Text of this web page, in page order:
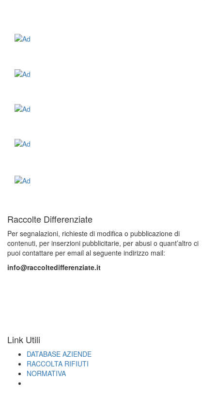
Raccolte Differenziate
Per segnalazioni, richieste di modifica o pubblicazione di
contenuti, per inserzioni pubblicitarie, per abusi o quant’altro ci
puoi contattare per email al seguente indirizzo mail:
info@raccoltedifferenziate.it
Link Utili
DATABASE AZIENDE
RACCOLTA RIFIUTI
NORMATIVA